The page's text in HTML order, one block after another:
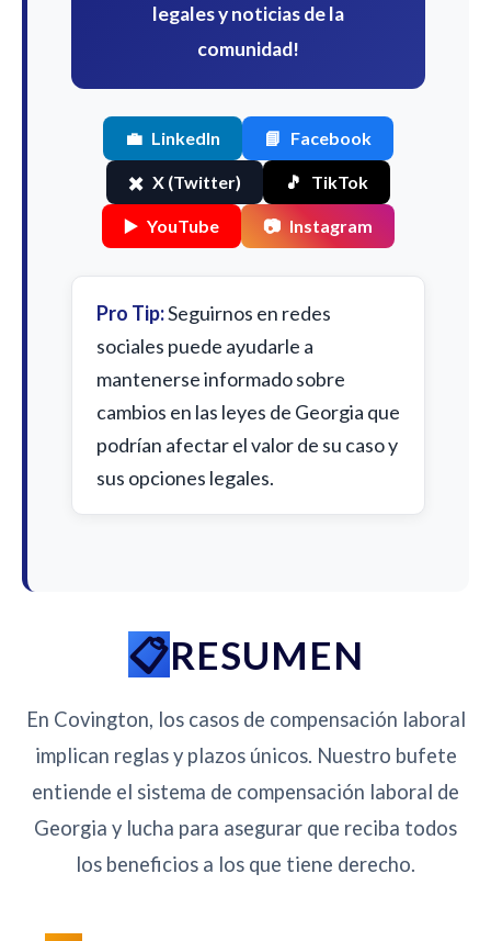
legales y noticias de la
comunidad!
💼 LinkedIn 📘 Facebook
✖️ X (Twitter) 🎵 TikTok
▶️ YouTube 📷 Instagram
Pro Tip:Seguirnos en redes
sociales puede ayudarle a
mantenerse informado sobre
cambios en las leyes de Georgia que
podrían afectar el valor de su caso y
sus opciones legales.
RESUMEN
En Covington, los casos de compensación laboral
implican reglas y plazos únicos. Nuestro bufete
entiende el sistema de compensación laboral de
Georgia y lucha para asegurar que reciba todos
los beneficios a los que tiene derecho.